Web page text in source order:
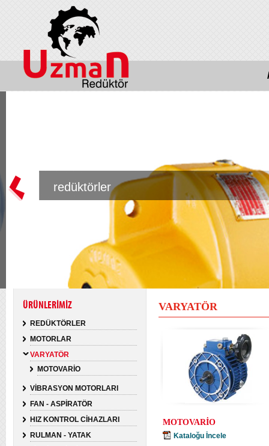
redüktörler
ÜRÜNLERİMİZ
REDÜKTÖRLER
MOTORLAR
VARYATÖR
MOTOVARİO
VİBRASYON MOTORLARI
FAN - ASPİRATÖR
HIZ KONTROL CİHAZLARI
RULMAN - YATAK
VARYATÖR
MOTOVARİO
Kataloğu İncele